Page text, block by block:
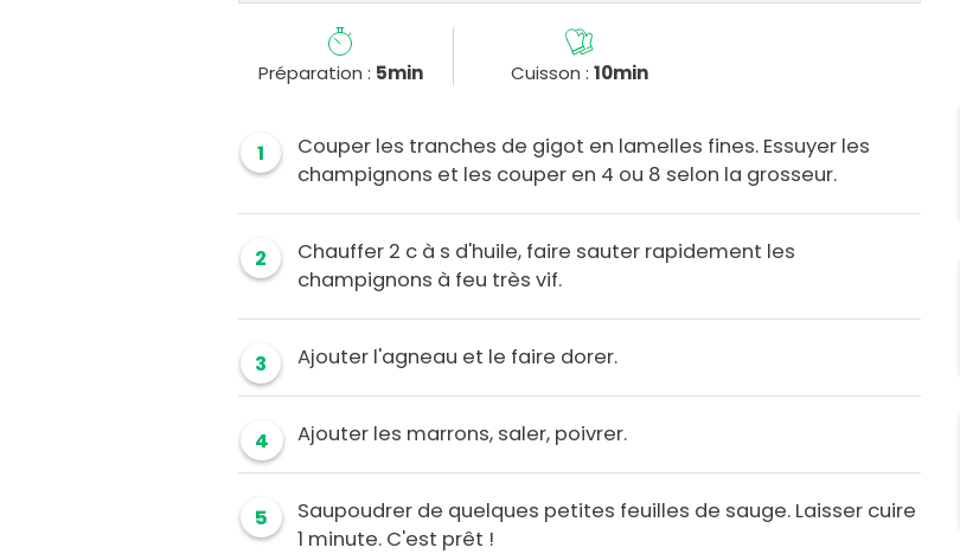
Préparation : 5min Cuisson :10min
1
Couper les tranches de gigot en lamelles fines. Essuyer les
champignons et les couper en 4 ou 8 selon la grosseur.
2
Chauffer 2 c à s d'huile, faire sauter rapidement les
champignons à feu très vif.
3 Ajouter l'agneau et le faire dorer.
4 Ajouter les marrons, saler, poivrer.
5
Saupoudrer de quelques petites feuilles de sauge. Laisser cuire
1 minute. C'est prêt !